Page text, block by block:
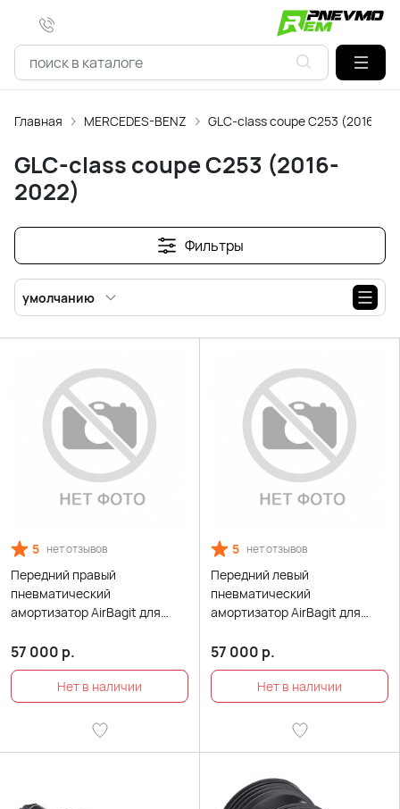
Главная MERCEDES-BENZ GLC-class coupe C253 (2016-
GLC-class coupe C253 (2016-
2022)
Фильтры
умолчанию
5 нет отзывов
Передний правый
пневматический
амортизатор AirBagit для
coupe C253 (2016-2022)
57 000 р.
5 нет отзывов
Передний левый
пневматический
амортизатор AirBagit для
coupe C253 (2016-2022)
57 000 р.